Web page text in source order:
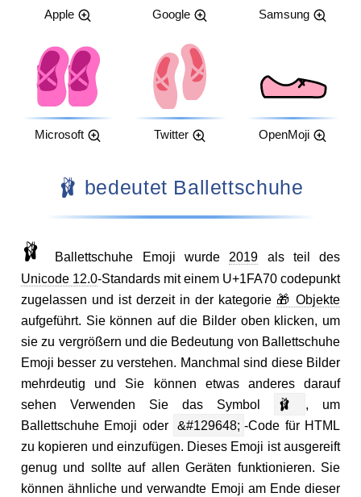
Apple Google Samsung
Microsoft Twitter OpenMoji
🩰 bedeutet Ballettschuhe
🩰 Ballettschuhe Emoji wurde 2019 als teil des
Unicode 12.0-Standards mit einem U+1FA70 codepunkt
zugelassen und ist derzeit in der kategorie 🎁 Objekte
aufgeführt. Sie können auf die Bilder oben klicken, um
sie zu vergrößern und die Bedeutung von Ballettschuhe
Emoji besser zu verstehen. Manchmal sind diese Bilder
mehrdeutig und Sie können etwas anderes darauf
sehen Verwenden Sie das Symbol
🩰
, um
Ballettschuhe Emoji oder
&#129648; -Code für HTML
zu kopieren und einzufügen. Dieses Emoji ist ausgereift
genug und sollte auf allen Geräten funktionieren. Sie
können ähnliche und verwandte Emoji am Ende dieser